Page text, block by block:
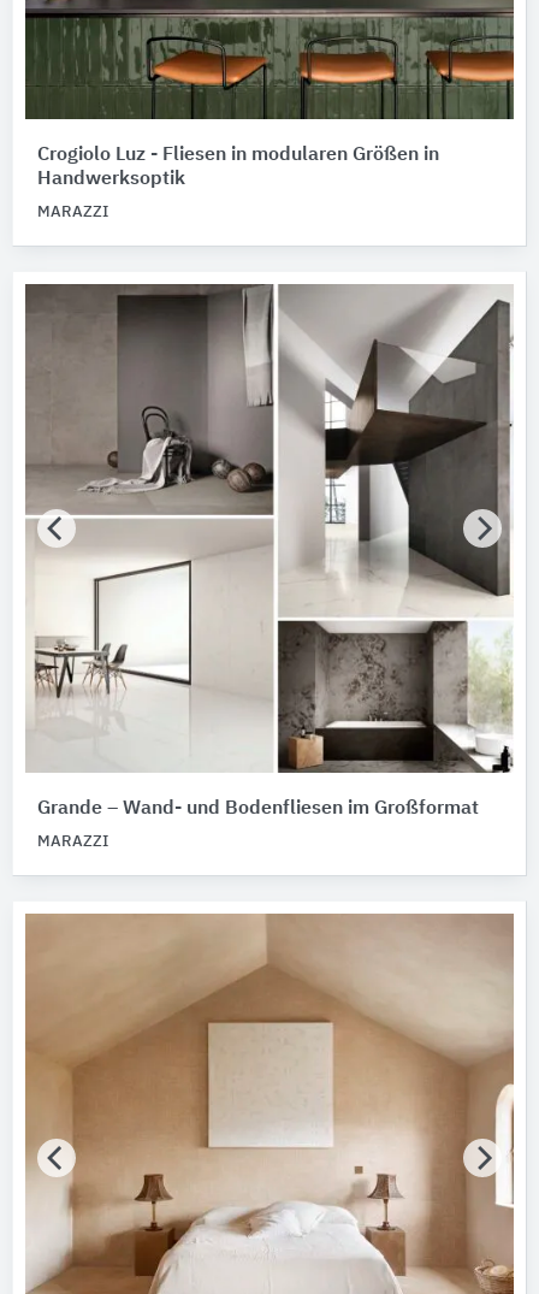
Crogiolo Luz - Fliesen in modularen Größen in
Handwerksoptik
MARAZZI
Grande – Wand- und Bodenfliesen im Großformat
MARAZZI